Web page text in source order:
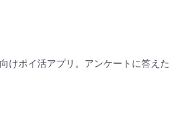
ポイ活アプリ。アンケートに答えた